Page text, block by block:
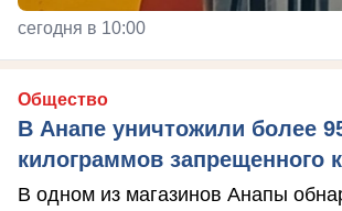
сегодня в 10:00
Общество
В Анапе уничтожили более
килограммов запрещенного
В одном из магазинов Анапы